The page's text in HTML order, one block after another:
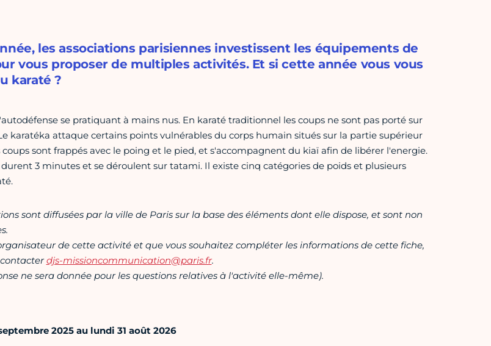
les associations parisiennes investissent les équipements de
vous proposer de multiples activités. Et si cette année vous vous
karaté ?
se pratiquant à mains nus. En karaté traditionnel les coups ne sont pas porté sur
karatéka attaque certains points vulnérables du corps humain situés sur la partie supérieur
coups sont frappés avec le poing et le pied, et s'accompagnent du kiaï afin de libérer l'energie.
3 minutes et se déroulent sur tatami. Il existe cinq catégories de poids et plusieurs
sont diffusées par la ville de Paris sur la base des éléments dont elle dispose, et sont non
de cette activité et que vous souhaitez compléter les informations de cette fiche,
djs-missioncommunication@paris.fr.
ne sera donnée pour les questions relatives à l'activité elle-même).
2025 au lundi 31 août 2026